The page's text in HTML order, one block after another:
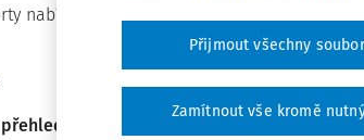
nabízí i realistické cíle a přehled doporučení
shrnutí
, které si každý může projít
Zamítnout vše kromě
Přijmout všechny